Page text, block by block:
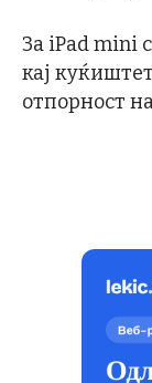
За iPad mini
кај
отпорност